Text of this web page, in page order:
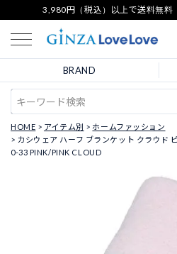
3,980円（税込）以上で送料無料
BRAND
HOME アイテム別
ホームファッション
カシウェア ハーフ ブランケット クラウ
0-33 PINK/PINK CLOUD